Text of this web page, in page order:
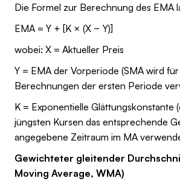
Die Formel zur Berechnung des EMA
EMA = Y + [K × (X − Y)]
wobei: X = Aktueller Preis
Y = EMA der Vorperiode (SMA wird
Berechnungen der ersten Periode
K = Exponentielle Glättungskonstante
jüngsten Kursen das entsprechende
angegebene Zeitraum im MA
Gewichteter gleitender
Moving Average, WMA)